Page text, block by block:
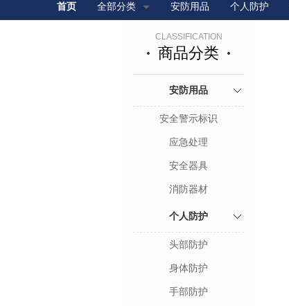
首页 全部分类 安防用品 个人防护
CLASSIFICATION
商品分类
安防用品
安全警示标识
应急处理
安全器具
消防器材
个人防护
头部防护
身体防护
手部防护